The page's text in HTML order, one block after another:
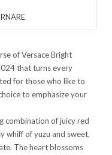
of Versace Bright
that turns every
for those who like to
to emphasize your
combination of juicy red
whiff of yuzu and sweet,
The heart blossoms